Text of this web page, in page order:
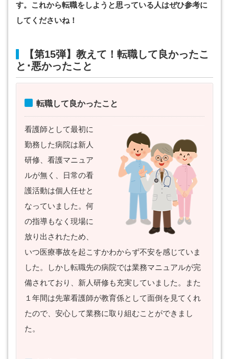
す。これから転職をしようと思っている人はぜひ参考に
してくださいね！
【第15弾】教えて！転職して良かったこ
と･悪かったこと
転職して良かったこと
看護師として最初に
勤務した病院は新人
研修、看護マニュア
ルが無く、日常の看
護活動は個人任せと
なっていました。何
の指導もなく現場に
放り出されたため、
いつ医療事故を起こすかわからず不安を感じていま
した。しかし転職先の病院では業務マニュアルが完
備されており、新人研修も充実していました。また
１年間は先輩看護師が教育係として面倒を見てくれ
たので、安心して業務に取り組むことができまし
た。